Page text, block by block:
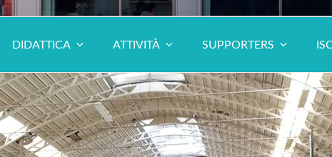
DIDATTICA ATTIVITÀ SUPPORTERS